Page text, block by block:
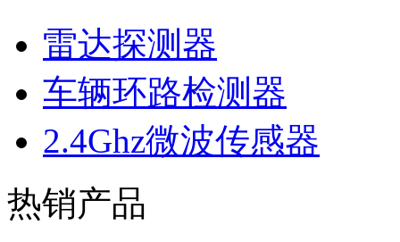
雷达探测器
车辆环路检测器
2.4Ghz微波传感器
热销产品